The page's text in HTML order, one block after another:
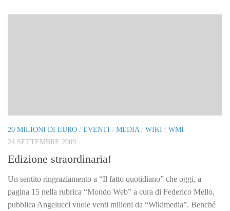
20 MILIONI DI EURO / EVENTI / MEDIA/ WIKI / WMI
24 SETTEMBRE 2009
Edizione straordinaria!
Un sentito ringraziamento a “Il fatto quotidiano” che oggi, a
pagina 15 nella rubrica “Mondo Web” a cura di Federico Mello,
pubblica Angelucci vuole venti milioni da “Wikimedia”. Benché